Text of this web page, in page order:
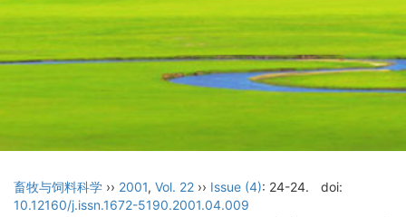
畜牧与饲料科学 ›› 2001, Vol. 22 ›› Issue (4): 24-24.
doi:
10.12160/j.issn.1672-5190.2001.04.009